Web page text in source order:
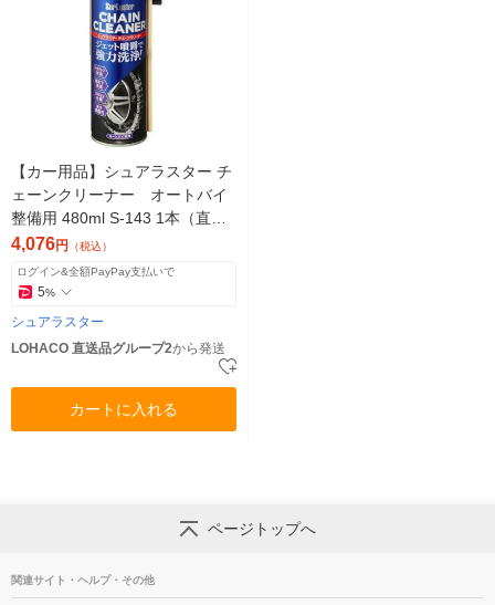
【カー用品】シュアラスター チ
ェーンクリーナー オートバイ
整備用 480ml S-143 1本（直送
品）
4,076円 （税込）
ログイン&全額PayPay支払いで
5%
シュアラスター
LOHACO 直送品グループ2から発送
カートに入れる
ページトップへ
関連サイト・ヘルプ・その他